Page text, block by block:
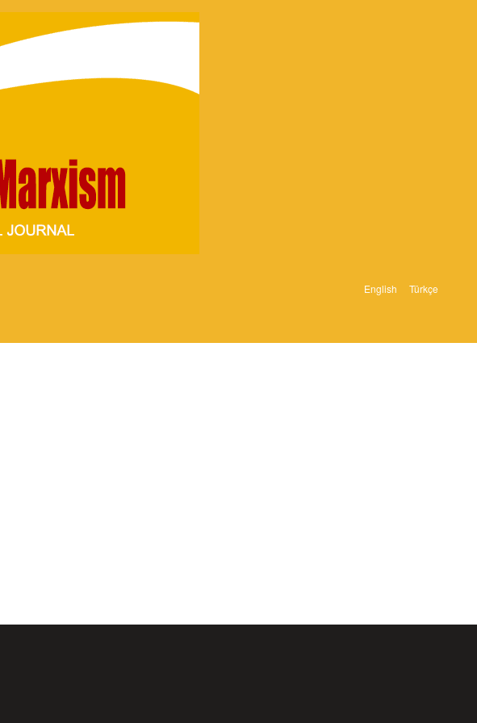
English Türkçe